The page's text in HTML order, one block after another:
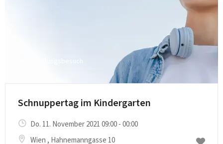
Einrichtungsbesuch
Schnuppertag im Kindergarten
Do. 11. November 2021 09:00 - 00:00
Wien , Hahnemanngasse 10